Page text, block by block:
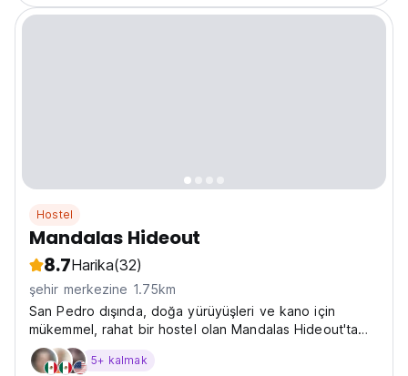
Hostel
Mandalas Hideout
8.7Harika(32)
şehir merkezine 1.75km
San Pedro dışında, doğa yürüyüşleri ve kano için
mükemmel, rahat bir hostel olan Mandalas Hideout'ta
konaklayın. Atitlán Gölü'nde sakin sosyal ortamın ve
sessiz gecelerin tadını çıkarın. (Auto-translated from
5+ kalmak